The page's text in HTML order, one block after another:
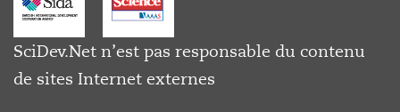
SciDev.Net n’est pas responsable du contenu
de sites Internet externes